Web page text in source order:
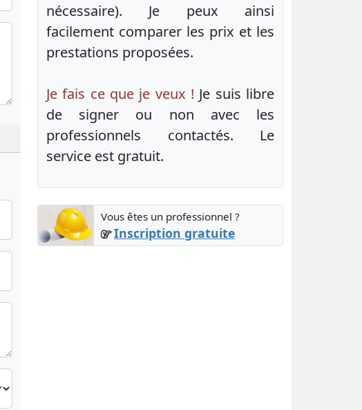
nécessaire). Je peux ainsi
facilement comparer les prix et les
prestations proposées.
Je fais ce que je veux ! Je suis libre
de signer ou non avec les
professionnels contactés. Le
service est gratuit.
Vous êtes un professionnel ?
Inscription gratuite